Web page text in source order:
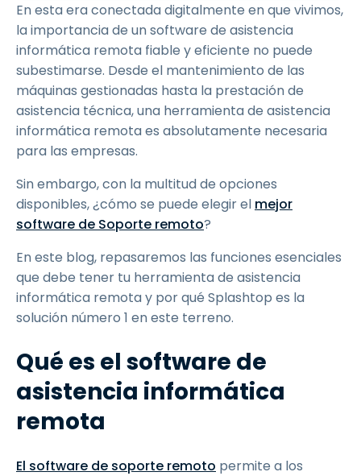
En esta era conectada digitalmente en que vivimos,
la importancia de un software de asistencia
informática remota fiable y eficiente no puede
subestimarse. Desde el mantenimiento de las
máquinas gestionadas hasta la prestación de
asistencia técnica, una herramienta de asistencia
informática remota es absolutamente necesaria
para las empresas.
Sin embargo, con la multitud de opciones
disponibles, ¿cómo se puede elegir el mejor
software de Soporte remoto?
En este blog, repasaremos las funciones esenciales
que debe tener tu herramienta de asistencia
informática remota y por qué Splashtop es la
solución número 1 en este terreno.
Qué es el software de
asistencia informática
remota
El software de soporte remoto permite a los